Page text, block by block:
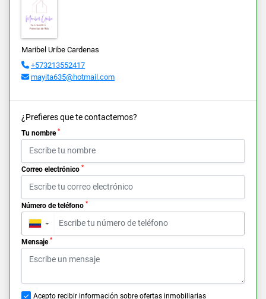
Maribel Uribe Cardenas
+573213552417
mayita635@hotmail.com
¿Prefieres que te contactemos?
Tu nombre *
Correo electrónico *
Número de teléfono *
▼
Mensaje *
Acepto recibir información sobre ofertas inmobiliarias